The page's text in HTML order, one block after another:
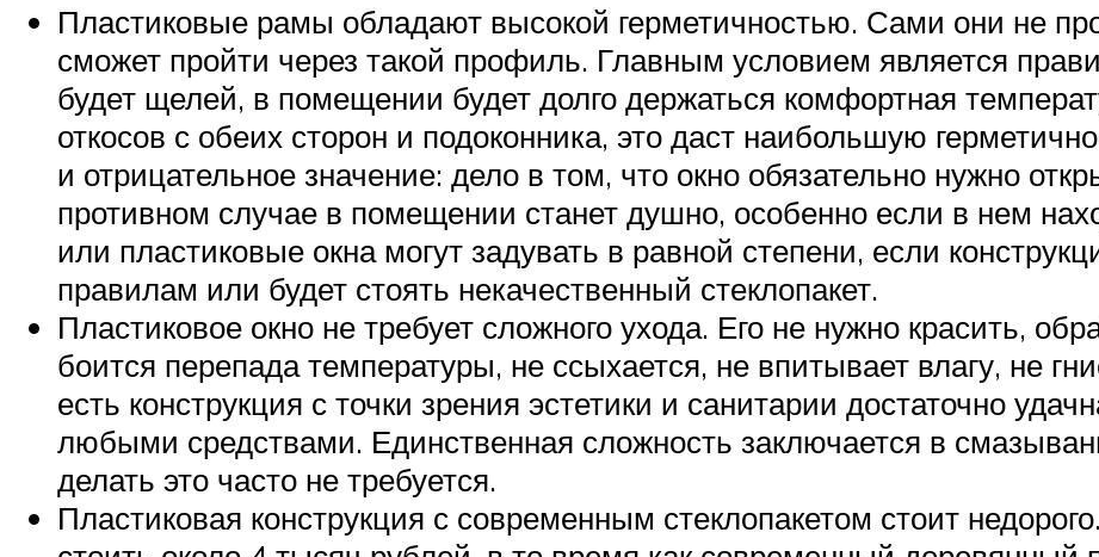
Пластиковые рамы обладают высокой герметичностью. Сами они не
сможет пройти через такой профиль. Главным условием является
будет щелей, в помещении будет долго держаться комфортная
откосов с обеих сторон и подоконника, это даст наибольшую
и отрицательное значение: дело в том, что окно обязательно нужно
противном случае в помещении станет душно, особенно если в нем
или пластиковые окна могут задувать в равной степени, если
правилам или будет стоять некачественный стеклопакет.
Пластиковое окно не требует сложного ухода. Его не нужно красить,
боится перепада температуры, не ссыхается, не впитывает влагу, не
есть конструкция с точки зрения эстетики и санитарии достаточно
любыми средствами. Единственная сложность заключается в
делать это часто не требуется.
Пластиковая конструкция с современным стеклопакетом стоит